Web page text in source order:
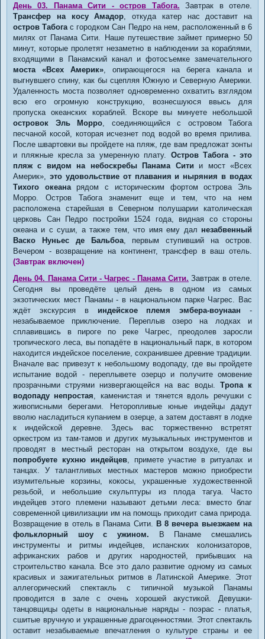
День 03. Панама Сити - остров Табога. Завтрак в отеле.
Трансфер на косу Амадор , откуда катер нас доставит на
остров Табога с городком Сан Педро на нем, расположенный в 6
милях от Панама Сити. Наше путешествие займет примерно 50
минут, которые пролетят незаметно в наблюдении за кораблями,
входящими в Панамский канал и фотосъемке замечательного
моста «Всех Америк» , опирающегося на берега канала и
выгнувшего спину, как бы сцепляя Южную и Северную Америки.
Удаленность моста позволяет одновременно охватить взглядом
всю его огромную конструкцию, вознесшуюся ввысь для
пропуска океанских кораблей. Вскоре вы минуете небольшой
островок Эль Морро , соединяющийся с островом Табога
песчаной косой, которая исчезнет под водой во время прилива.
После швартовки вы пройдете на пляж, где вам предложат зонты
и пляжные кресла за умеренную плату. Остров Табога - это
пляж с видом на небоскребы Панама Сити и мост «Всех
Америк», это удовольствие от плавания и ныряния в водах
Тихого океанарядом с историческим фортом острова Эль
Морро. Остров Табога знаменит еще и тем, что на нем
расположена старейшая в Северном полушарии католическая
церковь Сан Педро постройки 1524 года, видная со стороны
океана и с суши, а также тем, что имя ему дал незабвенный
Васко Нуньес де Бальбоа, первым ступивший на остров.
Вечером - возвращение на континент, трансфер в ваш отель.
(Завтрак включен)
День 04. Панама Сити - Чагрес - Панама Сити. Завтрак в отеле.
Сегодня вы проведёте целый день в одном из самых
экзотических мест Панамы - в национальном парке Чагрес. Вас
ждёт экскурсия в индейское племя эмбера-воунаан -
незабываемое приключение. Переплыв озеро на лодках и
сплавившись в пироге по реке Чагрес, преодолев заросли
тропического леса, вы попадёте в национальный парк, в котором
находится индейское поселение, сохранившее древние традиции.
Вначале вас привезут к небольшому водопаду, где вы пройдете
испытание водой - переплывете озерцо и получите омовение
прозрачными струями низвергающейся на вас воды. Тропа к
водопаду непростая , каменистая и тянется вдоль речушки с
живописными берегами. Неторопливые юные индейцы дадут
вволю насладиться купанием в озерце, а затем доставят в лодке
к индейской деревне. Здесь вас торжественно встретят
оркестром из там-тамов и других музыкальных инструментов и
проводят в местный ресторан на открытом воздухе, где вы
попробуете кухню индейцев, примете участие в ритуалах и
танцах. У талантливых местных мастеров можно приобрести
изумительные корзины, кокосы, украшенные художественной
резьбой, и небольшие скульптуры из плода тагуа. Часто
индейцев этого племени называют детьми леса: вместо благ
современной цивилизации им на помощь приходит сама природа.
Возвращение в отель в Панама Сити.
В 8 вечера выезжаем на
фольклорный шоу с ужином. В Панаме смешались
инструменты и ритмы индейцев, испанских колонизаторов,
африканских рабов и других народностей, прибывших на
строительство канала. Все это дало развитие одному из самых
красивых и зажигательных ритмов в Латинской Америке. Этот
аллегорический спектакль с типичной музыкой Панамы
проводится в зале с очень хорошей акустикой. Девушки-
танцовщицы одеты в национальные наряды - поэрас - платья,
сшитые вручную и украшенные драгоценностями. Этот спектакль
оставит незабываемые впечатления о культуре страны и ее